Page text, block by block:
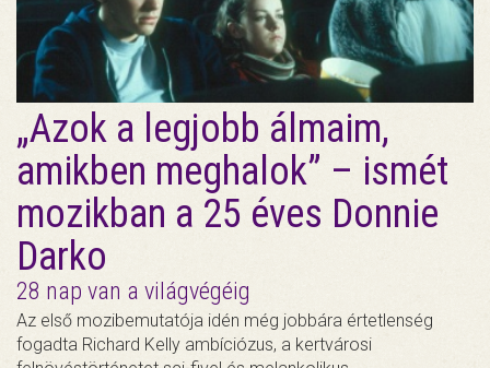
„Azok a legjobb álmaim,
amikben meghalok” – ismét
mozikban a 25 éves Donnie
Darko
28 nap van a világvégéig
Az első mozibemutatója idén még jobbára értetlenség
fogadta Richard Kelly ambíciózus, a kertvárosi